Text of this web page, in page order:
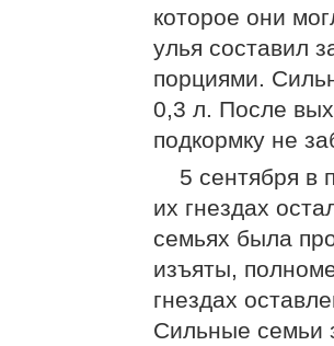
которое они
улья составил
порциями.
0,3 л. После
подкормку не
5 сентября в
их гнездах
семьях была
изъяты,
гнездах
Сильные семьи